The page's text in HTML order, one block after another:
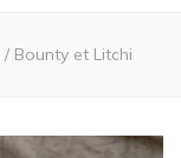
/ Bounty et Litchi